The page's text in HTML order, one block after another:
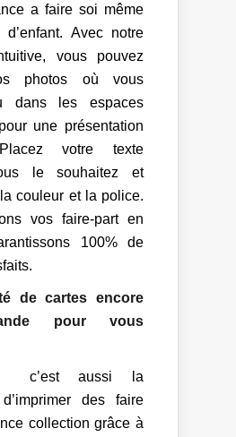
a faire soi même
Avec notre
vous pouvez
photos où vous
dans les espaces
une présentation
votre texte
le souhaitez et
couleur et la police.
vos faire-part en
100% de
de cartes encore
pour vous
c’est aussi la
des faire
collection grâce à